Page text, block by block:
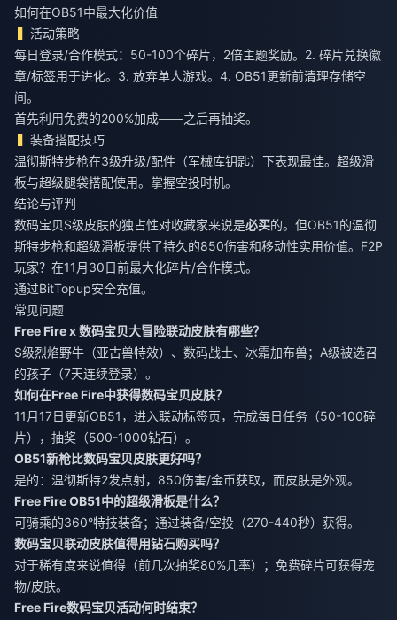
如何在OB51中最大化价值
活动策略
每日登录/合作模式：50-100个碎片，2倍主题奖励。2. 碎片兑换徽
章/标签用于进化。3. 放弃单人游戏。4. OB51更新前清理存储空
间。
首先利用免费的200%加成——之后再抽奖。
装备搭配技巧
温彻斯特步枪在3级升级/配件（军械库钥匙）下表现最佳。超级滑
板与超级腿袋搭配使用。掌握空投时机。
结论与评判
数码宝贝S级皮肤的独占性对收藏家来说是必买的。但OB51的温彻
斯特步枪和超级滑板提供了持久的850伤害和移动性实用价值。F2P
玩家？在11月30日前最大化碎片/合作模式。
通过BitTopup安全充值。
常见问题
Free Fire x 数码宝贝大冒险联动皮肤有哪些？
S级烈焰野牛（亚古兽特效）、数码战士、冰霜加布兽；A级被选召
的孩子（7天连续登录）。
如何在Free Fire中获得数码宝贝皮肤？
11月17日更新OB51，进入联动标签页，完成每日任务（50-100碎
片），抽奖（500-1000钻石）。
OB51新枪比数码宝贝皮肤更好吗？
是的：温彻斯特2发点射，850伤害/金币获取，而皮肤是外观。
Free Fire OB51中的超级滑板是什么？
可骑乘的360°特技装备；通过装备/空投（270-440秒）获得。
数码宝贝联动皮肤值得用钻石购买吗？
对于稀有度来说值得（前几次抽奖80%几率）；免费碎片可获得宠
物/皮肤。
Free Fire数码宝贝活动何时结束？